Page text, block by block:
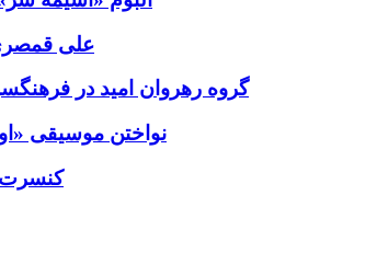
علی
گروه رهروان امید در
نواختن موسیقی
کنسرت